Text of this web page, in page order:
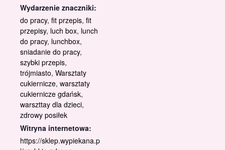
Wydarzenie znaczniki:
do pracy, fit przepis, fit
przepisy, luch box, lunch
do pracy, lunchbox,
sniadanie do pracy,
szybki przepis,
trójmiasto, Warsztaty
cukiernicze, warsztaty
cukiernicze gdańsk,
warszttay dla dzieci,
zdrowy posiłek
Witryna internetowa:
https://sklep.wypiekana.p